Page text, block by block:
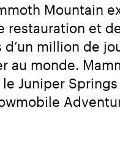
Mountain
restauration et
million de
au monde.
Juniper